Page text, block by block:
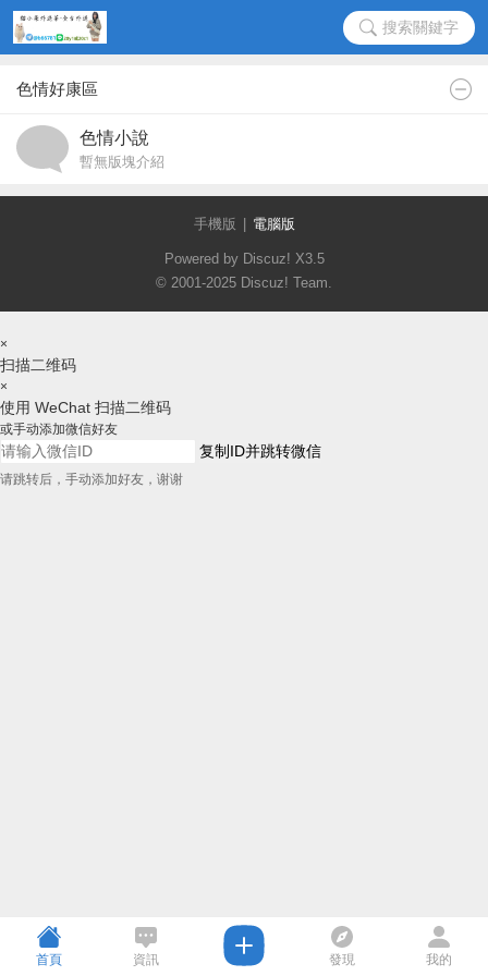
搜索關鍵字
色情好康區
色情小說
暫無版塊介紹
手機版 電腦版
Powered by Discuz! X3.5
© 2001-2025 Discuz! Team.
×
扫描二维码
×
使用 WeChat 扫描二维码
或手动添加微信好友
复制ID并跳转微信
请跳转后，手动添加好友，谢谢
首頁 資訊 發現 我的